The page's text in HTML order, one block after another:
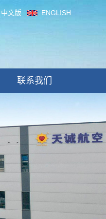
中文版 ENGLISH
联系我们